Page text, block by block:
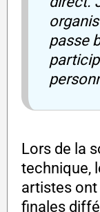
passe
Lors de la
technique,
artistes ont
finales